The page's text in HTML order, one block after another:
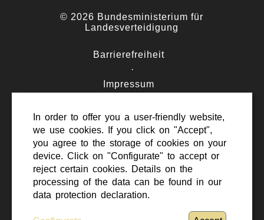
© 2026 Bundesministerium für
Landesverteidigung
Barrierefreiheit
·
Impressum
Datenschutz
·
Kontakt
Nach oben scrollen
In order to offer you a user-friendly website,
we use cookies. If you click on "Accept",
you agree to the storage of cookies on your
device. Click on "Configurate" to accept or
reject certain cookies. Details on the
processing of the data can be found in our
data protection declaration.